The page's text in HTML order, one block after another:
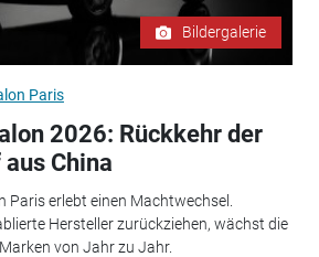
Bildergalerie
Paris
2026: Rückkehr der
China
Paris erlebt einen Machtwechsel.
Hersteller zurückziehen, wächst die
von Jahr zu Jahr.